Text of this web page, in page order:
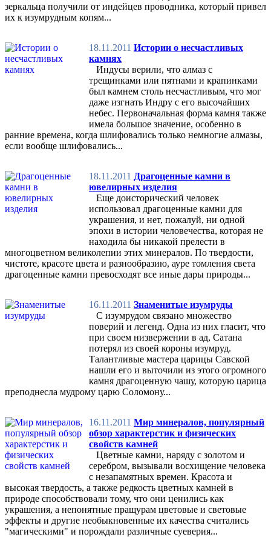
зеркальца получили от индейцев проводника, который привел
их к изумрудным копям...
18.11.2011 Истории о несчастливых
камнях
Индусы верили, что алмаз с
трещинками или пятнами и крапинками
был камнем столь несчастливым, что мог
даже изгнать Индру с его высочайших
небес. Первоначальная форма камня также
имела большое значение, особенно в
ранние времена, когда шлифовались только немногие алмазы,
если вообще шлифовались...
18.11.2011 Драгоценные камни в
ювелирных изделия
Еще доисторический человек
использовал драгоценные камни для
украшения, и нет, пожалуй, ни одной
эпохи в истории человечества, которая не
находила бы никакой прелести в
многоцветном великолепии этих минералов. По твердости,
чистоте, красоте цвета и разнообразию, ауре томления света
драгоценные камни превосходят все иные дары природы...
16.11.2011 Знаменитые изумруды
С изумрудом связано множество
поверий и легенд. Одна из них гласит, что
при своем низвержении в ад, Сатана
потерял из своей короны изумруд.
Талантливые мастера царицы Савской
нашли его и выточили из этого огромного
камня драгоценную чашу, которую царица
преподнесла мудрому царю Соломону...
16.11.2011 Мир минералов, популярный
обзор характерстик и физических
свойств камней
Цветные камни, наряду с золотом и
серебром, вызывали восхищение человека
с незапамятных времен. Красота и
высокая твердость, а также редкость цветных камней в
природе способствовали тому, что они ценились как
украшения, а непонятные пращурам цветовые и световые
эффекты и другие необыкновенные их качества считались
"магическими" и порождали различные суеверия...